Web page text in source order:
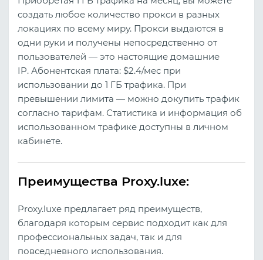
создать любое количество прокси в разных
локациях по всему миру. Прокси выдаются в
одни руки и получены непосредственно от
пользователей — это настоящие домашние
IP. Абонентская плата: $2.4/мес при
использовании до 1 ГБ трафика. При
превышении лимита — можно докупить трафик
согласно тарифам. Статистика и информация об
использованном трафике доступны в личном
кабинете.
Преимущества Proxy.luxe:
Proxy.luxe предлагает ряд преимуществ,
благодаря которым сервис подходит как для
профессиональных задач, так и для
повседневного использования.